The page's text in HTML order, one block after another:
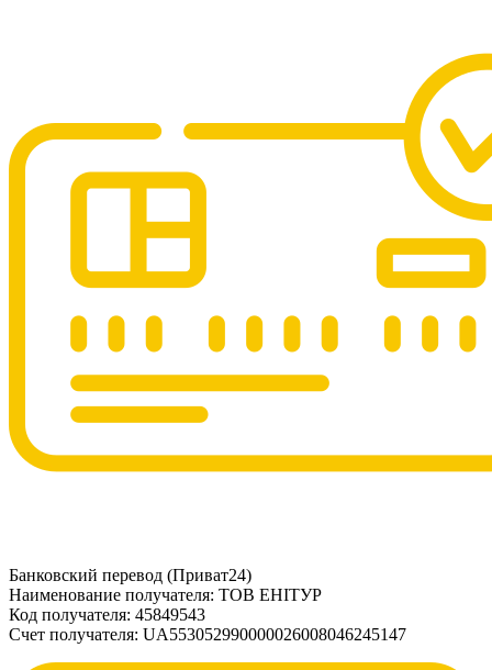
Банковский перевод (Приват24)
Наименование получателя: ТОВ ЕНІТУР
Код получателя: 45849543
Счет получателя: UA553052990000026008046245147